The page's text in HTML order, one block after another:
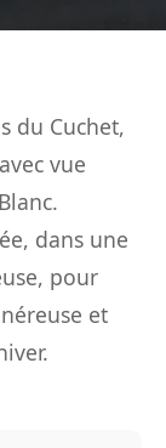
du Cuchet,
vue
dans une
pour
et